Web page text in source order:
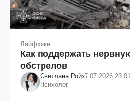
Лайфхаки
Как поддержать
обстрелов
Светлана Ройз7.07.2026 23:01
Психолог